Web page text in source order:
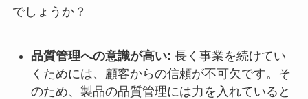
でしょうか？
品質管理への意識が高い: 長く事業を続けてい
くためには、顧客からの信頼が不可欠です。そ
のため、製品の品質管理には力を入れていると